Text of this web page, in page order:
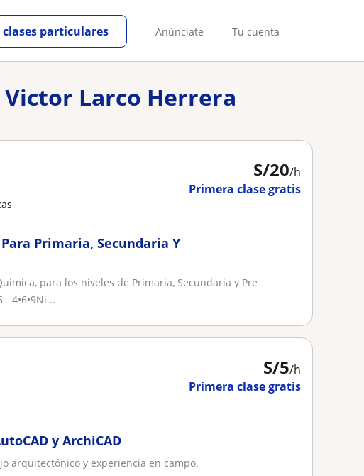
Anúnciate Tu cuenta
clases particulares
Larco Herrera
S/20/h
Primera clase gratis
Primaria, Secundaria Y
para los niveles de Primaria, Secundaria y Pre
- 4•6•9Ni...
S/5/h
Primera clase gratis
y ArchiCAD
arquitectónico y experiencia en campo.